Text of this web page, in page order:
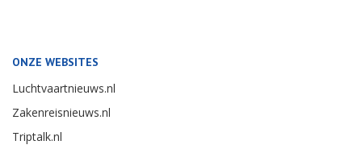
ONZE WEBSITES
Luchtvaartnieuws.nl
Zakenreisnieuws.nl
Triptalk.nl